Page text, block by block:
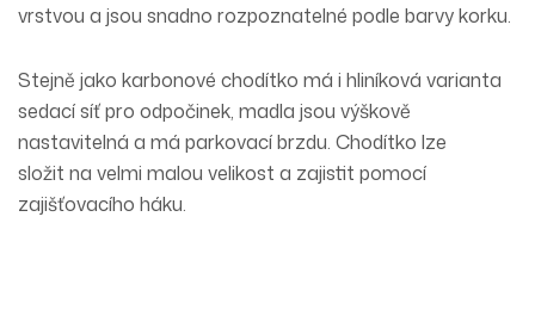
vrstvou a jsou snadno rozpoznatelné podle barvy korku.
Stejně jako karbonové chodítko má i hliníková varianta
sedací síťpro odpočinek, madla jsou výškově
nastavitelná a má parkovací brzdu. Chodítko lze
složit na velmi malou velikost a zajistit pomocí
zajišťovacího háku.